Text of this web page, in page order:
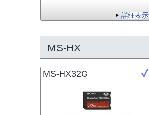
詳細表示
MS-HX
MS-HX32G